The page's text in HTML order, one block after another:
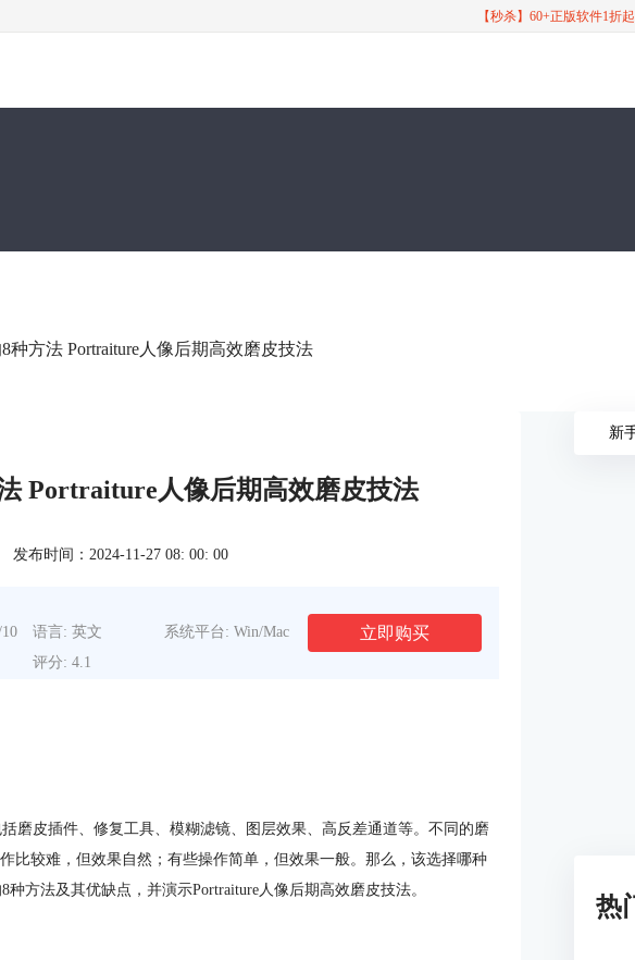
【秒杀】60+正版软件1折
种方法 Portraiture人像后期高效磨皮技法
Portraiture人像后期高效磨皮技法
发布时间：2024-11-27 08: 00: 00
语言: 英文
系统平台: Win/Mac
评分: 4.1
立即购买
磨皮插件、修复工具、模糊滤镜、图层效果、高反差通道等。不同的磨
比较难，但效果自然；有些操作简单，但效果一般。那么，该选择哪种
方法及其优缺点，并演示Portraiture人像后期高效磨皮技法。
新
热